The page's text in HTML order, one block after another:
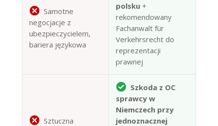
Samotne
negocjacje z
ubezpieczycielem,
bariera językowa
polsku+
rekomendowany
Fachanwalt für
Verkehrsrecht do
reprezentacji
prawnej
Sztuczna
Szkoda z OC
sprawcy w
Niemczech przy
jednoznacznej